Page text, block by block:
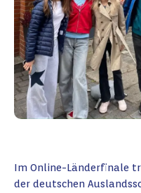
Im Online-Länderfinale
der deutschen